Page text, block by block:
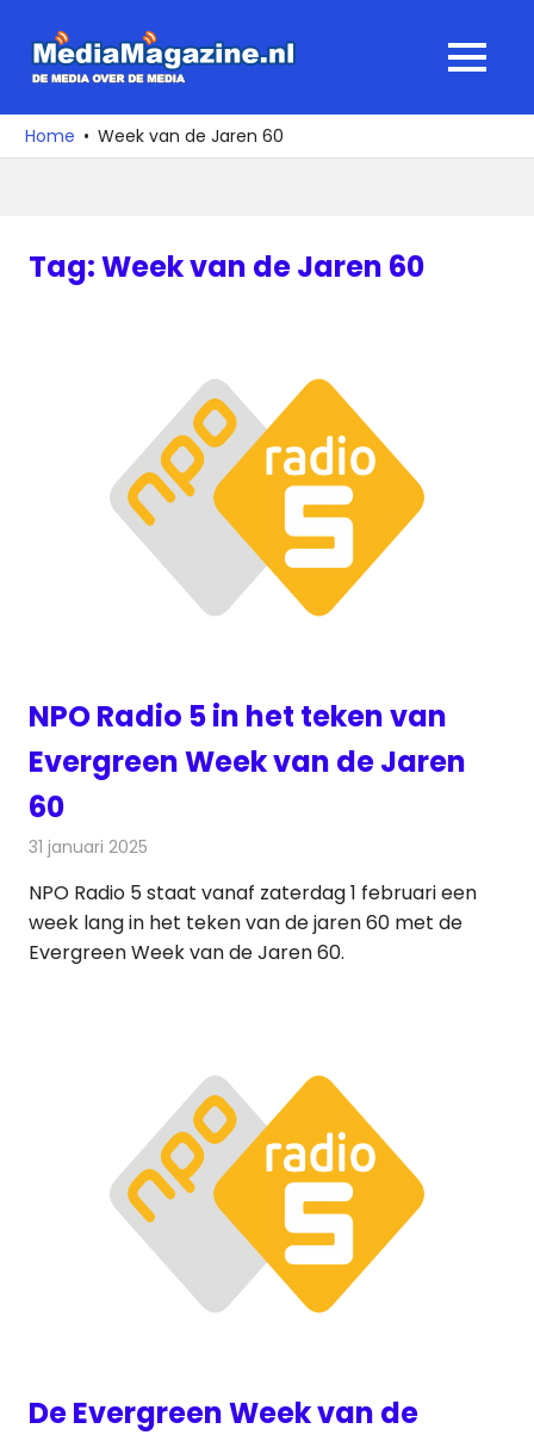
naar
media
over
MENU
Home Week van de Jaren 60
Tag:Week van de Jaren 60
NPO Radio 5 in het teken van
Evergreen Week van de Jaren
60
31 januari 2025
NPO Radio 5 staat vanaf zaterdag 1 februari een
week lang in het teken van de jaren 60 met de
Evergreen Week van de Jaren 60.
De Evergreen Week van de